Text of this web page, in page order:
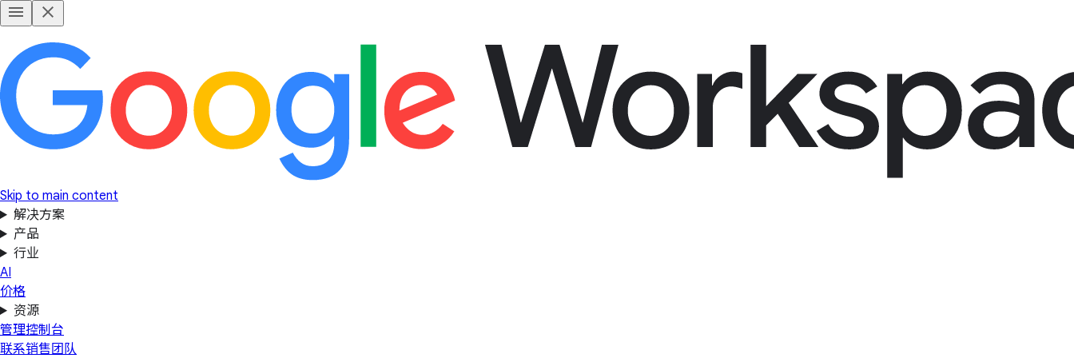
Skip to main content
解决方案
产品
行业
AI
价格
资源
管理控制台
联系销售团队